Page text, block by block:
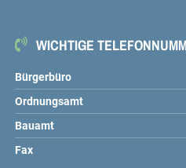
WICHTIGE
Bürgerbüro
Ordnungsamt
Bauamt
Fax